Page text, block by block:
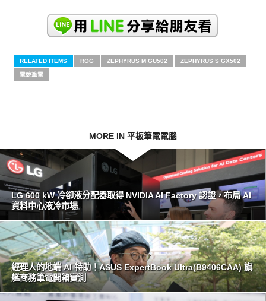
RELATED ITEMS ROG ZEPHYRUS M GU502 ZEPHYRUS S GX502
電競筆電
MORE IN 平板筆電電腦
LG 600 kW 冷卻液分配器取得 NVIDIA AI Factory 認證，布局 AI
資料中心液冷市場
經理人的地端 AI 特助！ASUS ExpertBook Ultra(B9406CAA) 旗
艦商務筆電開箱實測